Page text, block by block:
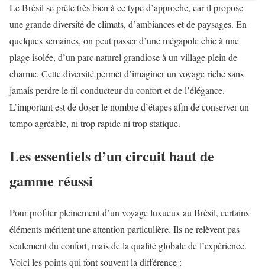
Le Brésil se prête très bien à ce type d’approche, car il propose
une grande diversité de climats, d’ambiances et de paysages. En
quelques semaines, on peut passer d’une mégapole chic à une
plage isolée, d’un parc naturel grandiose à un village plein de
charme. Cette diversité permet d’imaginer un voyage riche sans
jamais perdre le fil conducteur du confort et de l’élégance.
L’important est de doser le nombre d’étapes afin de conserver un
tempo agréable, ni trop rapide ni trop statique.
Les essentiels d’un circuit haut de
gamme réussi
Pour profiter pleinement d’un voyage luxueux au Brésil, certains
éléments méritent une attention particulière. Ils ne relèvent pas
seulement du confort, mais de la qualité globale de l’expérience.
Voici les points qui font souvent la différence :